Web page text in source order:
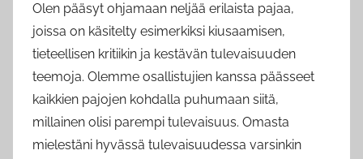
Olen pääsyt ohjamaan neljää erilaista pajaa,
joissa on käsitelty esimerkiksi kiusaamisen,
tieteellisen kritiikin ja kestävän tulevaisuuden
teemoja. Olemme osallistujien kanssa päässeet
kaikkien pajojen kohdalla puhumaan siitä,
millainen olisi parempi tulevaisuus. Omasta
mielestäni hyvässä tulevaisuudessa varsinkin